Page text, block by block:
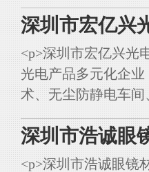
深圳市宏亿兴
<p>深圳市宏亿兴光
光电产品多元化企
术、无尘防静电车间
深圳市浩诚眼
<p>深圳市浩诚眼镜